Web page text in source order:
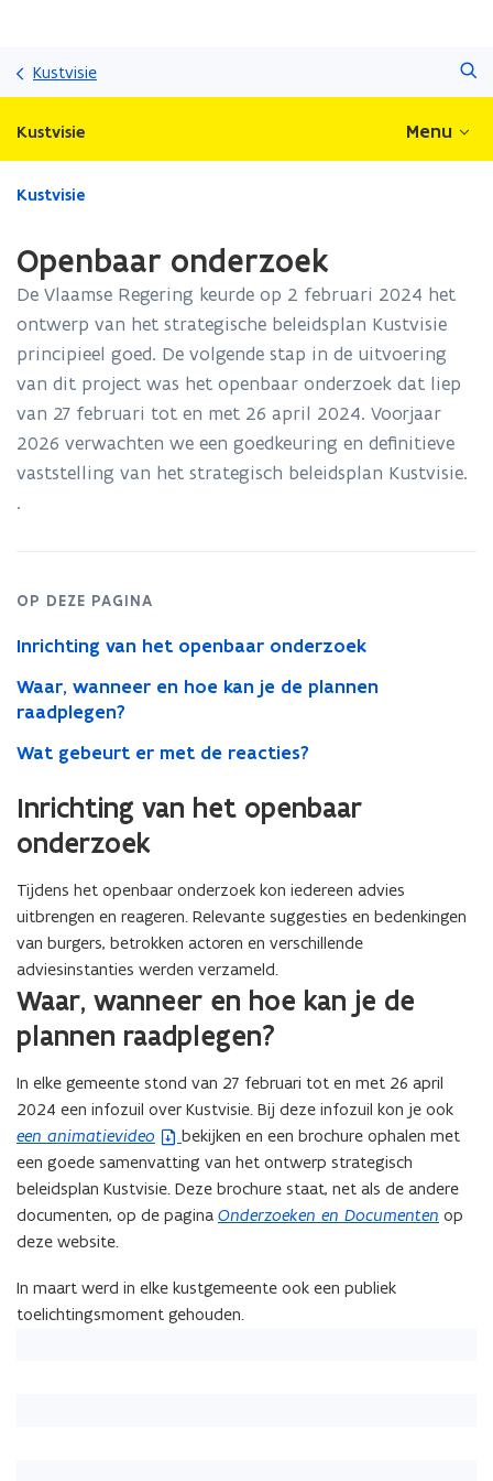
gaan
Kustvisie
Kustvisie Menu
Gedaan
bevindt
op:
Openbaar
onderzoek
Kustvisie
Openbaar onderzoek
De Vlaamse Regering keurde op 2 februari 2024 het
ontwerp van het strategische beleidsplan Kustvisie
principieel goed. De volgende stap in de uitvoering
van dit project was het openbaar onderzoek dat liep
van 27 februari tot en met 26 april 2024. Voorjaar
2026 verwachten we een goedkeuring en definitieve
vaststelling van het strategisch beleidsplan Kustvisie.
.
OP DEZE PAGINA
Inrichting van het openbaar onderzoek
Waar, wanneer en hoe kan je de plannen
raadplegen?
Wat gebeurt er met de reacties?
Inrichting van het openbaar
onderzoek
Tijdens het openbaar onderzoek kon iedereen advies
uitbrengen en reageren. Relevante suggesties en bedenkingen
van burgers, betrokken actoren en verschillende
adviesinstanties werden verzameld.
Waar, wanneer en hoe kan je de
plannen raadplegen?
In elke gemeente stond van 27 februari tot en met 26 april
2024 een infozuil over Kustvisie. Bij deze infozuil kon je ook
een animatievideo
(
Z
I
P
b
s
t
bekijken en een brochure ophalen met
een goede samenvatting van het ontwerp strategisch
beleidsplan Kustvisie. Deze brochure staat, net als de andere
documenten, op de pagina Onderzoeken en Documenten op
deze website.
In maart werd in elke kustgemeente ook een publiek
toelichtingsmoment gehouden.